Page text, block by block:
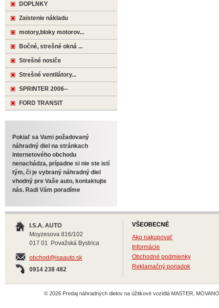
DOPLNKY
Zaistenie nákladu
motory,bloky motorov...
Bočné, strešné okná ...
Strešné nosiče
Strešné ventilátory...
SPRINTER 2006--
FORD TRANSIT
Pokiaľ sa Vami požadovaný
náhradný diel na stránkach
internetového obchodu
nenachádza, prípadne si nie ste istí
tým, či je vybraný náhradný diel
vhodný pre Vaše auto, kontaktujte
nás. Radi Vám poradíme
I.S.A. AUTO
Moyzesova 816/102
017 01 Považská Bystrica
obchod@isaauto.sk
0914 238 482
VŠEOBECNÉ
Ako nakupovať
Informácie
Obchodné podmienky
Reklamačný poriadok
© 2026 Predaj náhradných dielov na úžitkové vozidlá MASTER,